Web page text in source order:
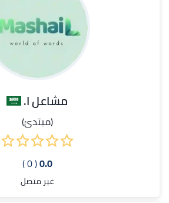
مشاعل ا.
(مبتدئ)
0.0
( 0 )
غير متصل